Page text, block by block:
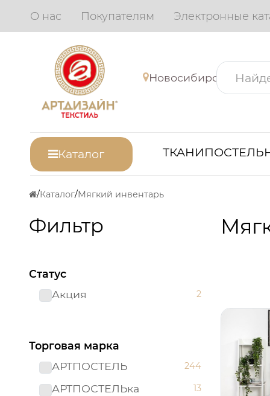
О нас Покупателям Электронные
Новосибирск
Каталог ТКАНИ
Каталог Мягкий инвентарь
Фильтр
Статус
Акция
2
Торговая марка
АРТПОСТЕЛЬ
244
АРТПОСТЕЛЬка 13